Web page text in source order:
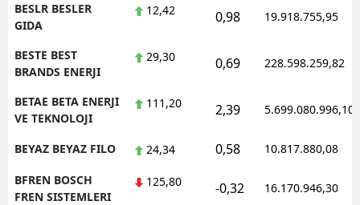
BESLR BESLER
GIDA
12,42 0,98 19.918.755,95
BESTE BEST
BRANDS ENERJI
29,30 0,69 228.598.259,82
BETAE BETA ENERJI
VE TEKNOLOJI
111,20 2,39 5.699.080.996,10
BEYAZ BEYAZ FILO 24,34 0,58 10.817.880,08
BFREN BOSCH
FREN SISTEMLERI
125,80 -0,32 16.170.946,30